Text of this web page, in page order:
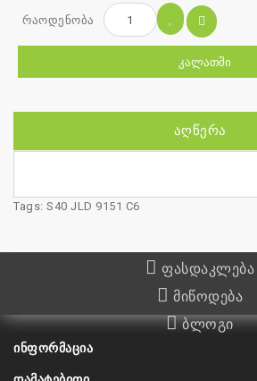
რაოდენობა
ᲙᲐᲚᲐᲗᲨᲘ
ᲐᲦᲬᲔᲠᲐ
Tags: S40 JLD 9151 C6
ფასდაკლება
მიწოდება
ბლოგი
ᲘᲜᲤᲝᲠᲛᲐᲪᲘᲐ